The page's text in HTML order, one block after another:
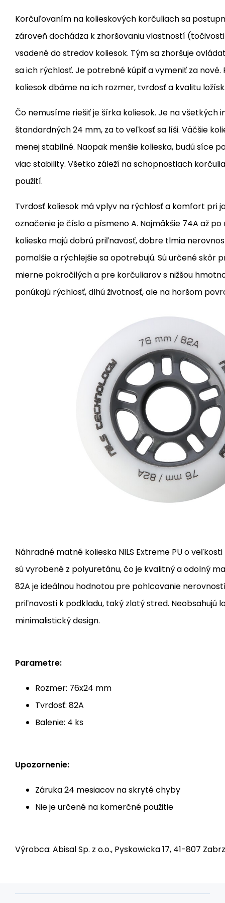
Korčuľovaním na kolieskových korčuliach sa
zároveň dochádza k zhoršovaniu vlastností
vsadené do stredov koliesok. Tým sa zhoršuje
sa ich rýchlosť. Je potrebné kúpiť a vymeniť za nové.
koliesok dbáme na ich rozmer, tvrdosť a kvalitu
Čo nemusíme riešiť je šírka koliesok. Je na všetkých
štandardných 24 mm, za to veľkosť sa líši. Väčšie
menej stabilné. Naopak menšie kolieska, budú síce
viac stability. Všetko záleží na schopnostiach
použití.
Tvrdosť koliesok má vplyv na rýchlosť a komfort pri
označenie je číslo a písmeno A. Najmäkšie 74A až po
kolieska majú dobrú priľnavosť, dobre tlmia
pomalšie a rýchlejšie sa opotrebujú. Sú určené skôr
mierne pokročilých a pre korčuliarov s nižšou
ponúkajú rýchlosť, dlhú životnosť, ale na horšom
Náhradné matné kolieska NILS Extreme PU o
sú vyrobené z polyuretánu, čo je kvalitný a odolný
82A je ideálnou hodnotou pre pohlcovanie
priľnavosti k podkladu, taký zlatý stred. Neobsahujú
minimalistický design.
Parametre:
Rozmer: 76x24 mm
Tvrdosť: 82A
Balenie: 4 ks
Upozornenie:
Záruka 24 mesiacov na skryté chyby
Nie je určené na komerčné použitie
Výrobca: Abisal Sp. z o.o., Pyskowicka 17, 41-807